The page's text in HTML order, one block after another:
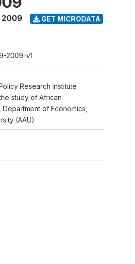
2009 GET MICRODATA
2009-v1
Research Institute
study of African
Department of Economics,
(AAU)